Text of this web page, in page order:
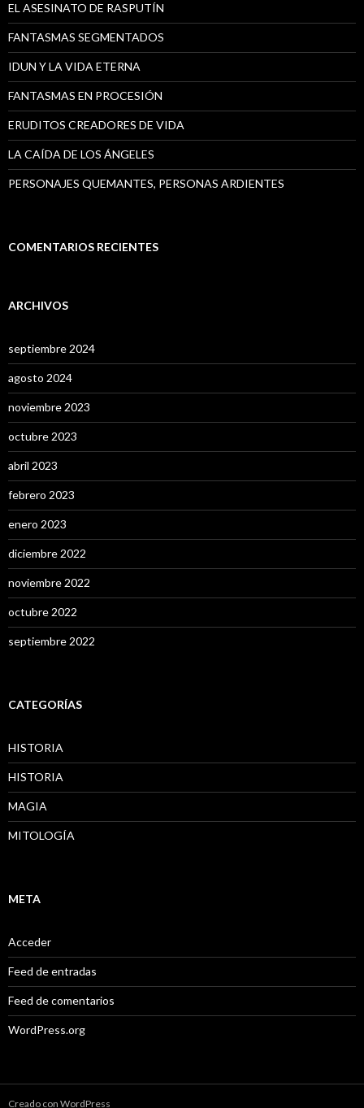
EL ASESINATO DE RASPUTÍN
FANTASMAS SEGMENTADOS
IDUN Y LA VIDA ETERNA
FANTASMAS EN PROCESIÓN
ERUDITOS CREADORES DE VIDA
LA CAÍDA DE LOS ÁNGELES
PERSONAJES QUEMANTES, PERSONAS ARDIENTES
COMENTARIOS RECIENTES
ARCHIVOS
septiembre 2024
agosto 2024
noviembre 2023
octubre 2023
abril 2023
febrero 2023
enero 2023
diciembre 2022
noviembre 2022
octubre 2022
septiembre 2022
CATEGORÍAS
HISTORIA
HISTORIA
MAGIA
MITOLOGÍA
META
Acceder
Feed de entradas
Feed de comentarios
WordPress.org
Creado con WordPress